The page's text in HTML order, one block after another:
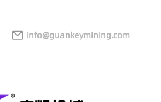
info@guankeymining.com